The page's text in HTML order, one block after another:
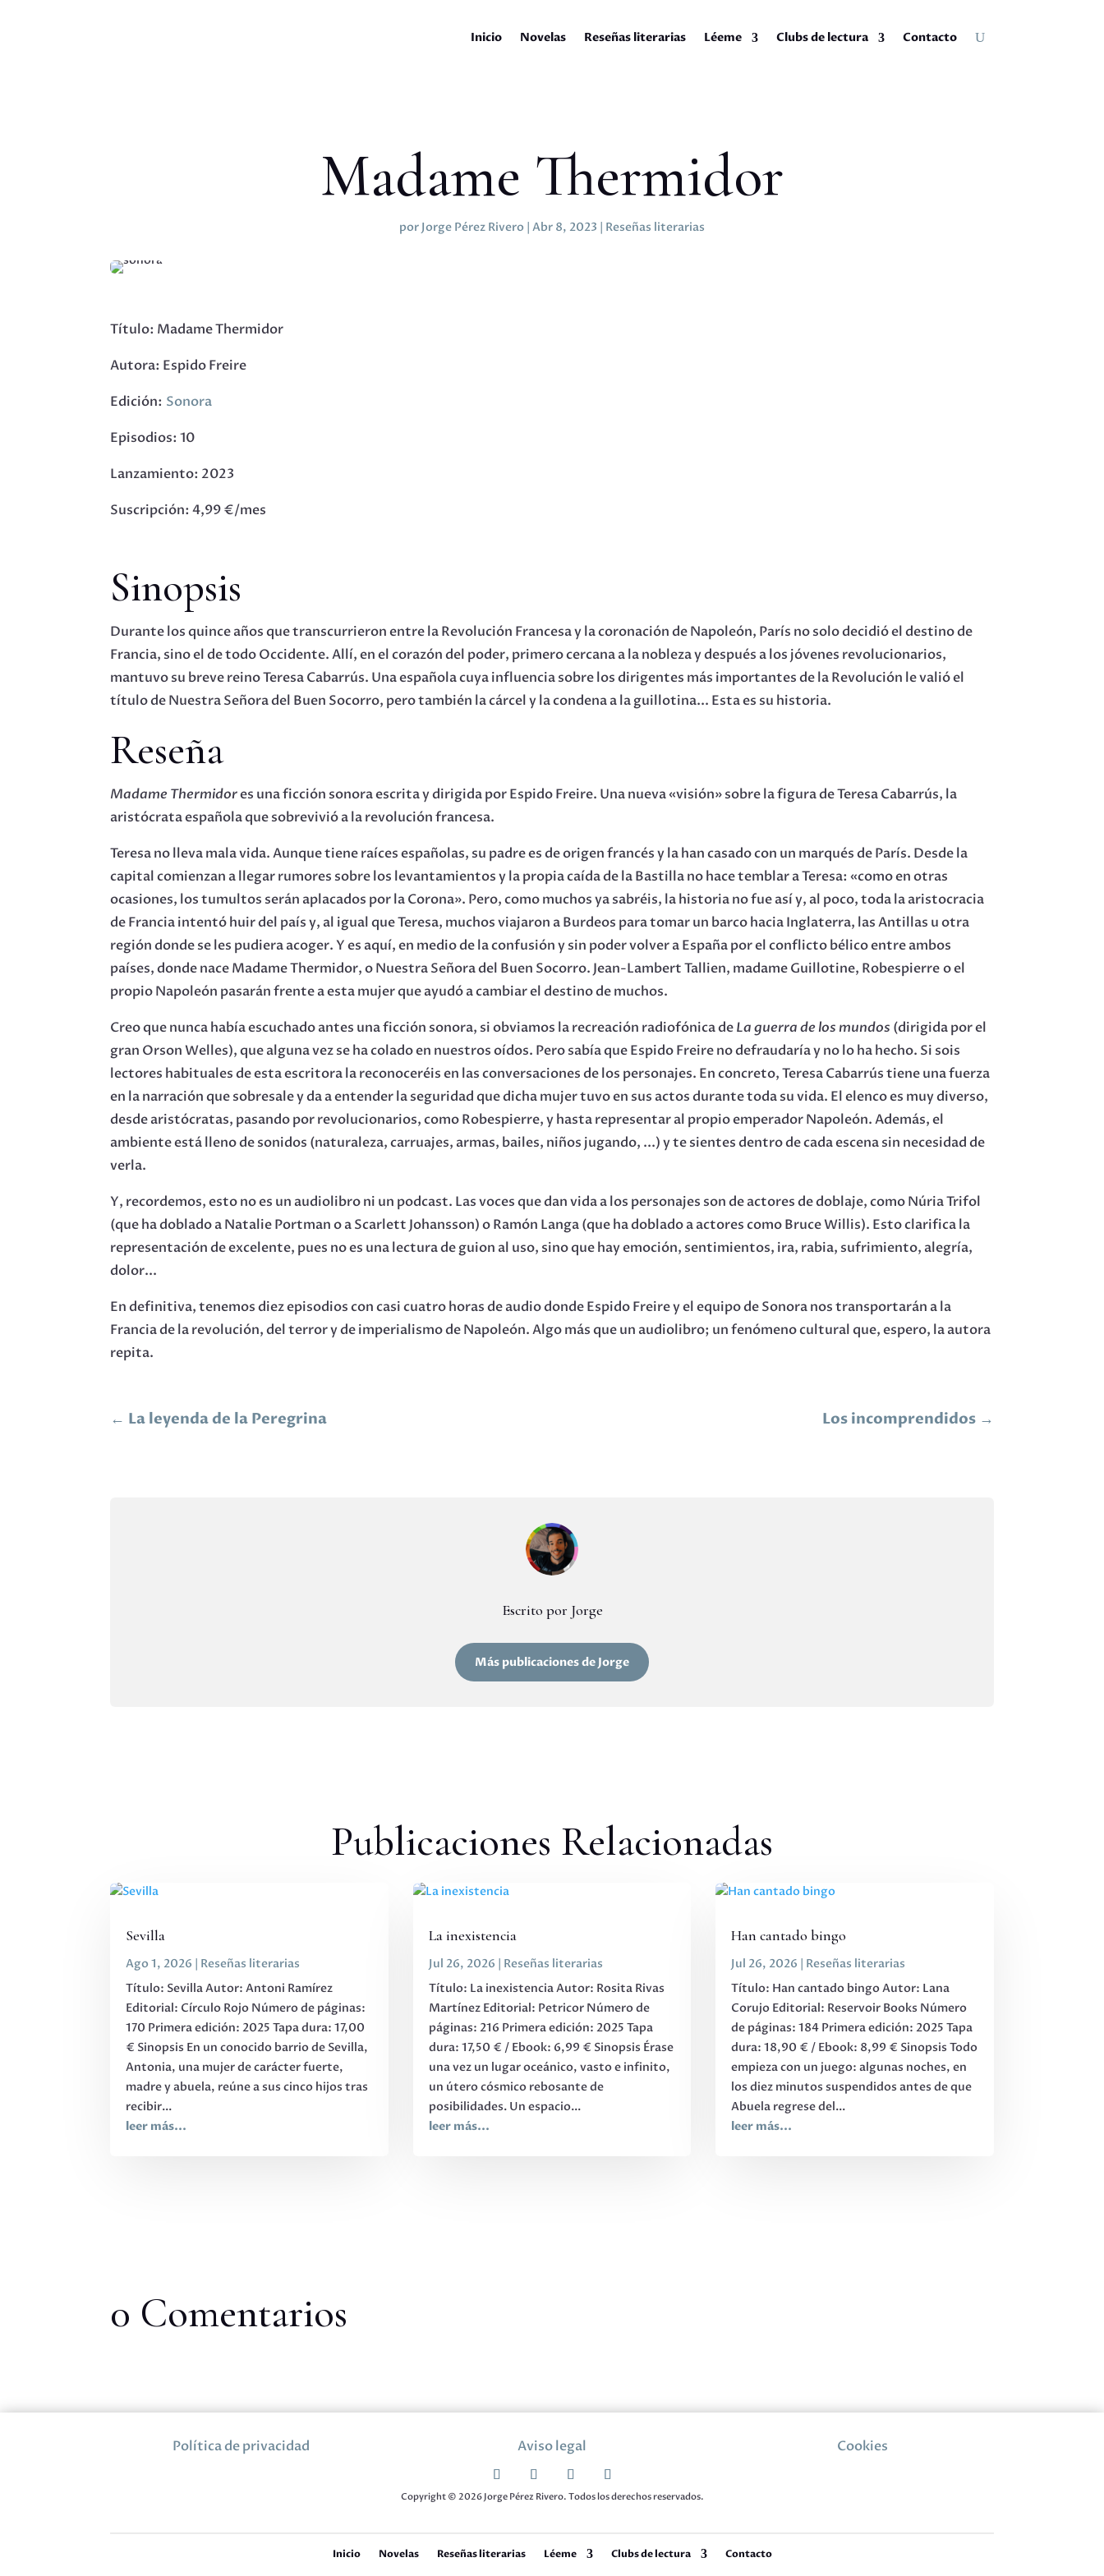
Inicio Novelas Reseñas literarias Léeme Clubs de lectura Contacto
Madame Thermidor
por Jorge Pérez Rivero | Abr 8, 2023 | Reseñas literarias
Título: Madame Thermidor
Autora: Espido Freire
Edición: Sonora
Episodios: 10
Lanzamiento: 2023
Suscripción: 4,99 €/mes
Sinopsis
Durante los quince años que transcurrieron entre la Revolución Francesa y la coronación de Napoleón, París no solo decidió el destino de
Francia, sino el de todo Occidente. Allí, en el corazón del poder, primero cercana a la nobleza y después a los jóvenes revolucionarios,
mantuvo su breve reino Teresa Cabarrús. Una española cuya influencia sobre los dirigentes más importantes de la Revolución le valió el
título de Nuestra Señora del Buen Socorro, pero también la cárcel y la condena a la guillotina... Esta es su historia.
Reseña
Madame Thermidores una ficción sonora escrita y dirigida por Espido Freire. Una nueva «visión» sobre la figura de Teresa Cabarrús, la
aristócrata española que sobrevivió a la revolución francesa.
Teresa no lleva mala vida. Aunque tiene raíces españolas, su padre es de origen francés y la han casado con un marqués de París. Desde la
capital comienzan a llegar rumores sobre los levantamientos y la propia caída de la Bastilla no hace temblar a Teresa: «como en otras
ocasiones, los tumultos serán aplacados por la Corona». Pero, como muchos ya sabréis, la historia no fue así y, al poco, toda la aristocracia
de Francia intentó huir del país y, al igual que Teresa, muchos viajaron a Burdeos para tomar un barco hacia Inglaterra, las Antillas u otra
región donde se les pudiera acoger. Y es aquí, en medio de la confusión y sin poder volver a España por el conflicto bélico entre ambos
países, donde nace Madame Thermidor, o Nuestra Señora del Buen Socorro. Jean-Lambert Tallien, madame Guillotine, Robespierre o el
propio Napoleón pasarán frente a esta mujer que ayudó a cambiar el destino de muchos.
Creo que nunca había escuchado antes una ficción sonora, si obviamos la recreación radiofónica deLa guerra de los mundos (dirigida por el
gran Orson Welles), que alguna vez se ha colado en nuestros oídos. Pero sabía que Espido Freire no defraudaría y no lo ha hecho. Si sois
lectores habituales de esta escritora la reconoceréis en las conversaciones de los personajes. En concreto, Teresa Cabarrús tiene una fuerza
en la narración que sobresale y da a entender la seguridad que dicha mujer tuvo en sus actos durante toda su vida. El elenco es muy diverso,
desde aristócratas, pasando por revolucionarios, como Robespierre, y hasta representar al propio emperador Napoleón. Además, el
ambiente está lleno de sonidos (naturaleza, carruajes, armas, bailes, niños jugando, ...) y te sientes dentro de cada escena sin necesidad de
verla.
Y, recordemos, esto no es un audiolibro ni un podcast. Las voces que dan vida a los personajes son de actores de doblaje, como Núria Trifol
(que ha doblado a Natalie Portman o a Scarlett Johansson) o Ramón Langa (que ha doblado a actores como Bruce Willis). Esto clarifica la
representación de excelente, pues no es una lectura de guion al uso, sino que hay emoción, sentimientos, ira, rabia, sufrimiento, alegría,
dolor...
En definitiva, tenemos diez episodios con casi cuatro horas de audio donde Espido Freire y el equipo de Sonora nos transportarán a la
Francia de la revolución, del terror y de imperialismo de Napoleón. Algo más que un audiolibro; un fenómeno cultural que, espero, la autora
repita.
← La leyenda de la Peregrina Los incomprendidos→
Escrito por Jorge
Más publicaciones de Jorge
Publicaciones Relacionadas
Sevilla
Ago 1, 2026 | Reseñas literarias
Título: Sevilla Autor: Antoni Ramírez
Editorial: Círculo Rojo Número de páginas:
170 Primera edición: 2025 Tapa dura: 17,00
€ Sinopsis En un conocido barrio de Sevilla,
Antonia, una mujer de carácter fuerte,
madre y abuela, reúne a sus cinco hijos tras
recibir...
leer más...
La inexistencia
Jul 26, 2026 | Reseñas literarias
Título: La inexistencia Autor: Rosita Rivas
Martínez Editorial: Petricor Número de
páginas: 216 Primera edición: 2025 Tapa
dura: 17,50 € / Ebook: 6,99 € Sinopsis Érase
una vez un lugar oceánico, vasto e infinito,
un útero cósmico rebosante de
posibilidades. Un espacio...
leer más...
Han cantado bingo
Jul 26, 2026 | Reseñas literarias
Título: Han cantado bingo Autor: Lana
Corujo Editorial: Reservoir Books Número
de páginas: 184 Primera edición: 2025 Tapa
dura: 18,90 € / Ebook: 8,99 € Sinopsis Todo
empieza con un juego: algunas noches, en
los diez minutos suspendidos antes de que
Abuela regrese del...
leer más...
0 Comentarios
Política de privacidad Aviso legal Cookies
Copyright © 2026 Jorge Pérez Rivero. Todos los derechos reservados.
Inicio Novelas Reseñas literarias Léeme Clubs de lectura Contacto